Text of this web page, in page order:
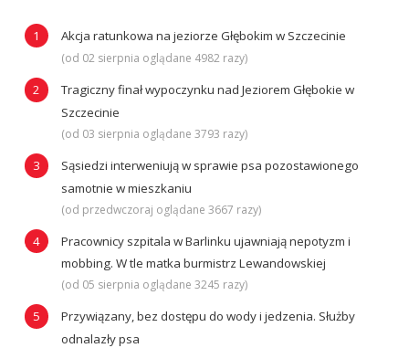
Akcja ratunkowa na jeziorze Głębokim w Szczecinie
(od 02 sierpnia oglądane 4982 razy)
Tragiczny finał wypoczynku nad Jeziorem Głębokie w
Szczecinie
(od 03 sierpnia oglądane 3793 razy)
Sąsiedzi interweniują w sprawie psa pozostawionego
samotnie w mieszkaniu
(od przedwczoraj oglądane 3667 razy)
Pracownicy szpitala w Barlinku ujawniają nepotyzm i
mobbing. W tle matka burmistrz Lewandowskiej
(od 05 sierpnia oglądane 3245 razy)
Przywiązany, bez dostępu do wody i jedzenia. Służby
odnalazły psa